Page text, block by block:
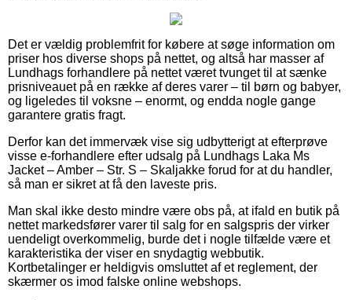
Det er vældig problemfrit for købere at søge information om
priser hos diverse shops på nettet, og altså har masser af
Lundhags forhandlere på nettet været tvunget til at sænke
prisniveauet på en række af deres varer – til børn og babyer,
og ligeledes til voksne – enormt, og endda nogle gange
garantere gratis fragt.
Derfor kan det immervæk vise sig udbytterigt at efterprøve
visse e-forhandlere efter udsalg på Lundhags Laka Ms
Jacket – Amber – Str. S – Skaljakke forud for at du handler,
så man er sikret at få den laveste pris.
Man skal ikke desto mindre være obs på, at ifald en butik på
nettet markedsfører varer til salg for en salgspris der virker
uendeligt overkommelig, burde det i nogle tilfælde være et
karakteristika der viser en snydagtig webbutik.
Kortbetalinger er heldigvis omsluttet af et reglement, der
skærmer os imod falske online webshops.